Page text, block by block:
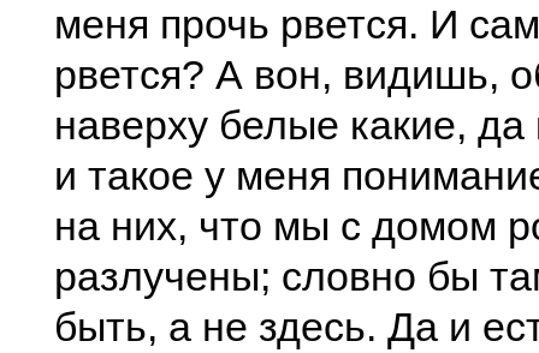
меня прочь рвется. И
рвется? А вон, видишь,
наверху белые какие, да
и такое у меня
на них, что мы с домом
разлучены; словно бы
быть, а не здесь. Да и